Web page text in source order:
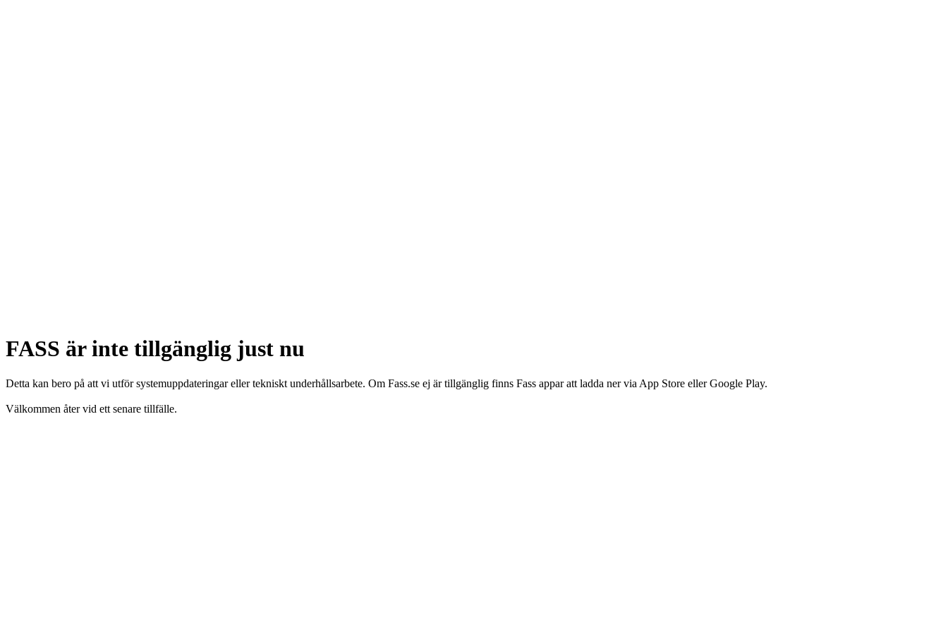
FASS är inte tillgänglig just nu
Detta kan bero på att vi utför systemuppdateringar eller tekniskt underhållsarbete. Om Fass.se ej är tillgänglig finns Fass appar att ladda ner via App Store eller Google Play.
Välkommen åter vid ett senare tillfälle.